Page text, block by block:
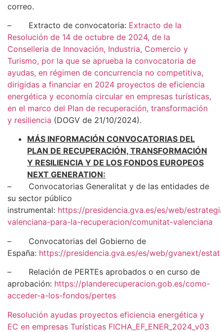
correo.
– Extracto de convocatoria: Extracto de la
Resolución de 14 de octubre de 2024, de la
Conselleria de Innovación, Industria, Comercio y
Turismo, por la que se aprueba la convocatoria de
ayudas, en régimen de concurrencia no competitiva,
dirigidas a financiar en 2024 proyectos de eficiencia
energética y economía circular en empresas turísticas,
en el marco del Plan de recuperación, transformación
y resiliencia (DOGV de 21/10/2024).
MÁS INFORMACIÓN CONVOCATORIAS DEL
PLAN DE RECUPERACIÓN, TRANSFORMACIÓN
Y RESILIENCIA Y DE LOS FONDOS EUROPEOS
NEXT GENERATION:
– Convocatorias Generalitat y de las entidades de
su sector público
instrumental: https://presidencia.gva.es/es/web/
valenciana-para-la-recuperacion/comunitat-valenciana
– Convocatorias del Gobierno de
España: https://presidencia.gva.es/es/web/gvanext/estat
– Relación de PERTEs aprobados o en curso de
aprobación: https://planderecuperacion.gob.es/como-
acceder-a-los-fondos/pertes
Resolución ayudas proyectos eficiencia energética y
EC en empresas Turísticas FICHA_EF_ENER_2024_v03